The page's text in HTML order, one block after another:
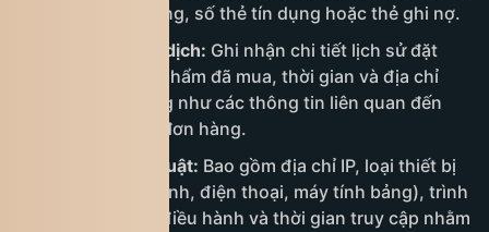
khoản ngân hàng, số thẻ tín dụng hoặc thẻ ghi nợ.
Thông tin giao dịch: Ghi nhận chi tiết lịch sử đặt
hàng, các sản phẩm đã mua, thời gian và địa chỉ
giao hàng, cũng như các thông tin liên quan đến
quá trình xử lý đơn hàng.
Thông tin kỹ thuật: Bao gồm địa chỉ IP, loại thiết bị
sử dụng (máy tính, điện thoại, máy tính bảng), trình
duyệt web, hệ điều hành và thời gian truy cập nhằm